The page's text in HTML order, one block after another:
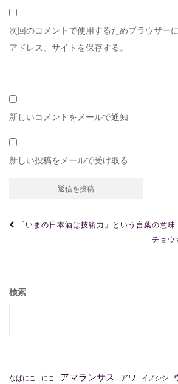
次回のコメントで使用するためブラウザー
アドレス、サイトを保存する。
新しいコメントをメールで通知
新しい投稿をメールで受け取る
投
ゲ
ン
「いまの日本酒は技術力」という言葉の意味
チョウ
検索
なばにこ にこ アマランサス アワ イノシシ